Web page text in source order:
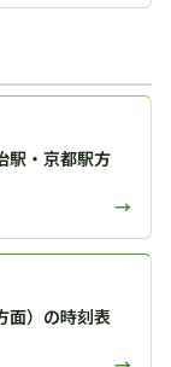
駅・京都駅方
→
面）の時刻表